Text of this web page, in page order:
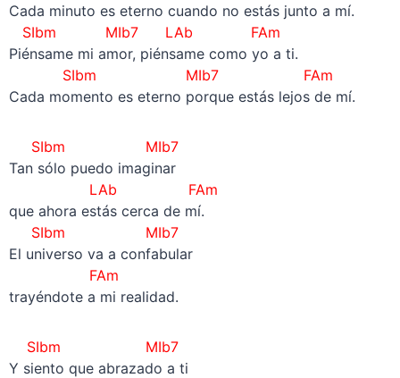
Cada minuto es eterno cuando no estás junto a mí.
SIbm MIb7 LAb FAm
Piénsame mi amor, piénsame como yo a ti.
SIbm MIb7 FAm
Cada momento es eterno porque estás lejos de mí.
SIbm MIb7
Tan sólo puedo imaginar
LAb FAm
que ahora estás cerca de mí.
SIbm MIb7
El universo va a confabular
FAm
trayéndote a mi realidad.
SIbm MIb7
Y siento que abrazado a ti